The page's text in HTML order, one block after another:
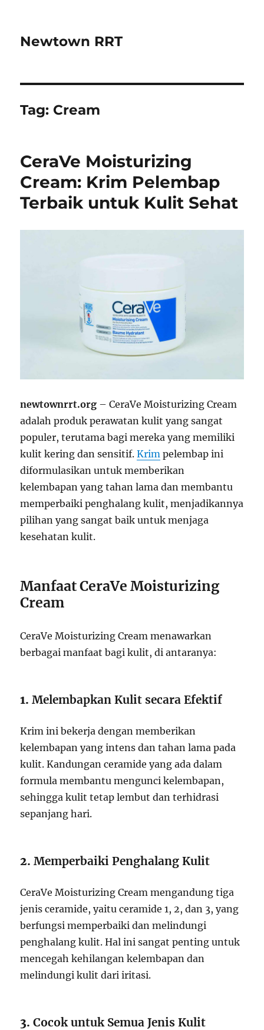
Newtown RRT
Tag: Cream
CeraVe Moisturizing
Cream: Krim Pelembap
Terbaik untuk Kulit Sehat
newtownrrt.org – CeraVe Moisturizing Cream
adalah produk perawatan kulit yang sangat
populer, terutama bagi mereka yang memiliki
kulit kering dan sensitif.Krim pelembap ini
diformulasikan untuk memberikan
kelembapan yang tahan lama dan membantu
memperbaiki penghalang kulit, menjadikannya
pilihan yang sangat baik untuk menjaga
kesehatan kulit.
Manfaat CeraVe Moisturizing
Cream
CeraVe Moisturizing Cream menawarkan
berbagai manfaat bagi kulit, di antaranya:
1.Melembapkan Kulit secara Efektif
Krim ini bekerja dengan memberikan
kelembapan yang intens dan tahan lama pada
kulit. Kandungan ceramide yang ada dalam
formula membantu mengunci kelembapan,
sehingga kulit tetap lembut dan terhidrasi
sepanjang hari.
2.Memperbaiki Penghalang Kulit
CeraVe Moisturizing Cream mengandung tiga
jenis ceramide, yaitu ceramide 1, 2, dan 3, yang
berfungsi memperbaiki dan melindungi
penghalang kulit. Hal ini sangat penting untuk
mencegah kehilangan kelembapan dan
melindungi kulit dari iritasi.
3.Cocok untuk Semua Jenis Kulit